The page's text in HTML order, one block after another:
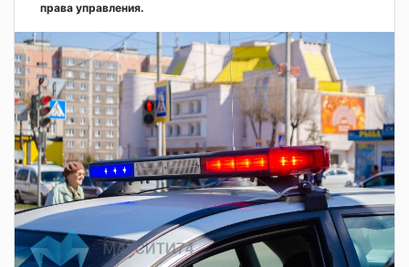
права управления.